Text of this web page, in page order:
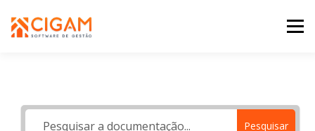
para
Menu
Pesquisar